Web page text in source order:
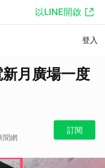
以LINE開啟
登入
月廣場一度
聞網
訂閱